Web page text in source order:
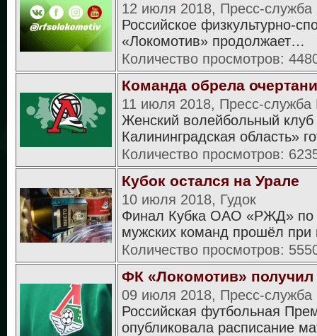
12 июля 2018, Пресс-
Российское физкультурно-
«Локомотив» продолжает…
Количество просмотров:
Команда обрела
11 июля 2018, Пресс-
Женский волейбольный
Калининградская область»
Количество просмотров:
Кубок остался на Урале
10 июля 2018, Гудок
Финал Кубка ОАО «РЖД» по
мужских команд прошёл
Количество просмотров:
ФК «Локомотив» получил
09 июля 2018, Пресс-
Российская футбольная
опубликовала расписание